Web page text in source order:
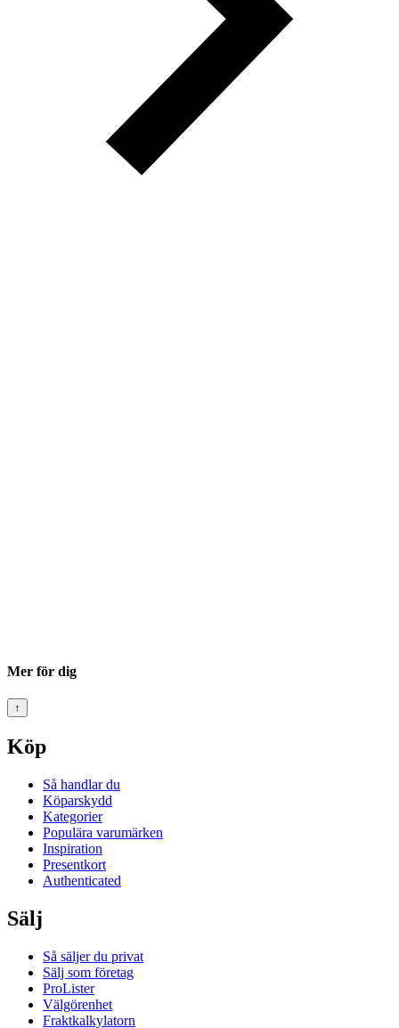
Mer för dig
↑
Köp
Så handlar du
Köparskydd
Kategorier
Populära varumärken
Inspiration
Presentkort
Authenticated
Sälj
Så säljer du privat
Sälj som företag
ProLister
Välgörenhet
Fraktkalkylatorn